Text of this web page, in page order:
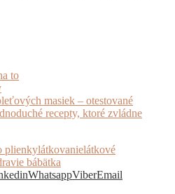
to
masiek – otestované
recepty, ktoré zvládne
plienkylátkovanielátkové
bábätka
WhatsappViberEmail